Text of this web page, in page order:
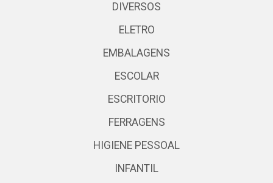
DIVERSOS
ELETRO
EMBALAGENS
ESCOLAR
ESCRITORIO
FERRAGENS
HIGIENE PESSOAL
INFANTIL